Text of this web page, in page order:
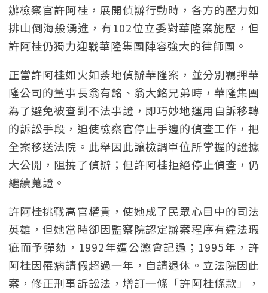
辦檢察官許阿桂，展開偵辦行動時，各方的壓力如
排山倒海般湧進，有102位立委對華隆案施壓，但
許阿桂仍獨力迎戰華隆集團陣容強大的律師團。
正當許阿桂如火如荼地偵辦華隆案，並分別羈押華
隆公司的董事長翁有銘、翁大銘兄弟時，華隆集團
為了避免被查到不法事證，即巧妙地運用自訴移轉
的訴訟手段，迫使檢察官停止手邊的偵查工作，把
全案移送法院。此舉因此讓檢調單位所掌握的證據
大公開，阻撓了偵辦；但許阿桂拒絕停止偵查，仍
繼續蒐證。
許阿桂挑戰高官權貴，使她成了民眾心目中的司法
英雄，但她當時卻因監察院認定辦案程序有違法瑕
疵而予彈劾，1992年遭公懲會記過；1995年，許
阿桂因罹病請假超過一年，自請退休。立法院因此
案，修正刑事訴訟法，增訂一條「許阿桂條款」，